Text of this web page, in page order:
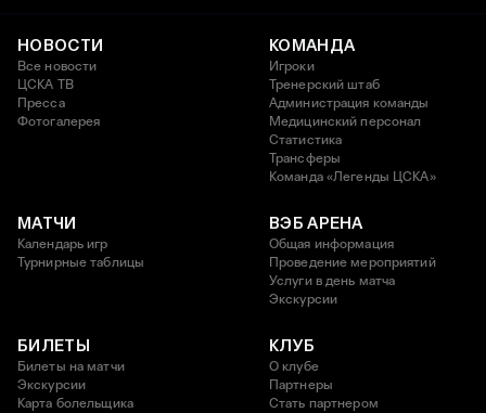
НОВОСТИ
Все новости
ЦСКА ТВ
Пресса
Фотогалерея
КОМАНДА
Игроки
Тренерский штаб
Администрация команды
Медицинский персонал
Статистика
Трансферы
Команда «Легенды ЦСКА»
МАТЧИ
Календарь игр
Турнирные таблицы
ВЭБ АРЕНА
Общая информация
Проведение мероприятий
Услуги в день матча
Экскурсии
БИЛЕТЫ
Билеты на матчи
Экскурсии
Карта болельщика
КЛУБ
О клубе
Партнеры
Стать партнером